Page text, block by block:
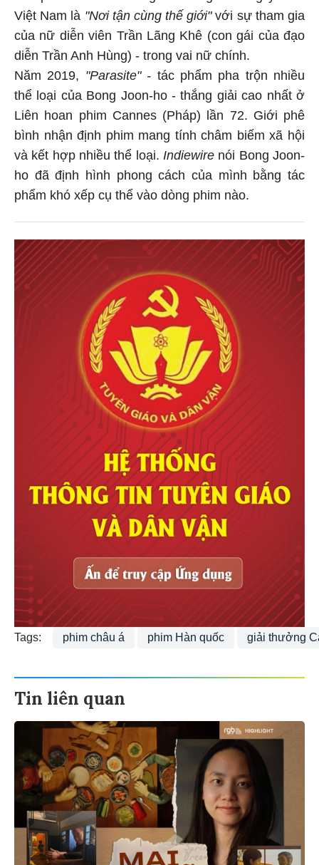
Việt Nam là "Nơi tận cùng thế giới"với sự tham gia
của nữ diễn viên Trần Lãng Khê (con gái của đạo
diễn Trần Anh Hùng) - trong vai nữ chính.
Năm 2019, "Parasite" - tác phẩm pha trộn nhiều
thể loại của Bong Joon-ho - thắng giải cao nhất ở
Liên hoan phim Cannes (Pháp) lần 72. Giới phê
bình nhận định phim mang tính châm biếm xã hội
và kết hợp nhiều thể loại. Indiewire nói Bong Joon-
ho đã định hình phong cách của mình bằng tác
phẩm khó xếp cụ thể vào dòng phim nào.
Tags: phim châu á phim Hàn quốc giải thưởng
Tin liên quan